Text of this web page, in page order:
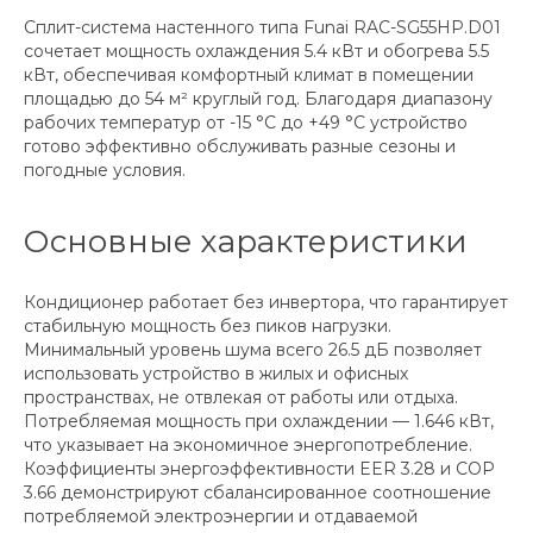
Сплит-система настенного типа Funai RAC-SG55HP.D01
сочетает мощность охлаждения 5.4 кВт и обогрева 5.5
кВт, обеспечивая комфортный климат в помещении
площадью до 54 м² круглый год. Благодаря диапазону
рабочих температур от -15 °C до +49 °C устройство
готово эффективно обслуживать разные сезоны и
погодные условия.
Основные характеристики
Кондиционер работает без инвертора, что гарантирует
стабильную мощность без пиков нагрузки.
Минимальный уровень шума всего 26.5 дБ позволяет
использовать устройство в жилых и офисных
пространствах, не отвлекая от работы или отдыха.
Потребляемая мощность при охлаждении — 1.646 кВт,
что указывает на экономичное энергопотребление.
Коэффициенты энергоэффективности EER 3.28 и COP
3.66 демонстрируют сбалансированное соотношение
потребляемой электроэнергии и отдаваемой